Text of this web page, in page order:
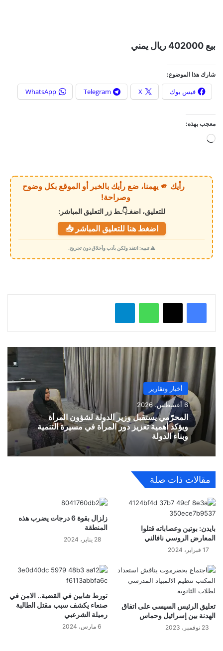
بيع 402000 ريال يمني
شارك هذا الموضوع:
فيس بوك X
Telegram
WhatsApp
معجب بهذه:
ي
م
ي
رأيك 🫵 يهمنا، ضع رأيك بالخبر أو الموقع بكل وضوح
وصراحة!
للتعليق، اضغـ👇ـط زر التعليق المباشر:
اضغط هنا للتعليق المباشر 📥
⚠️ تنبيه: انتقد ولكن بأدب وأخلاق دون تجريح.
واتساب
أخبار وتقارير
6 أغسطس، 2026
المحرّمي يستقبل وزير الدولة لشؤون المرأة
ويؤكد أهمية تعزيز دور المرأة في مسيرة التنمية
وبناء الدولة
مقالات ذات صلة
بايدن: بوتين وعصاباته قتلوا
المعارض الروسي نافالني
17 فبراير، 2024
زلزال بقوة 6 درجات يضرب هذه
المنطقة
28 يناير، 2024
تعليق الرئيس السيسي على اتفاق
الهدنة بين إسرائيل وحماس
23 نوفمبر، 2023
تورط شابين في القضية.. الامن في
صنعاء يكشف سبب مقتل الطالبة
رميلة الشرعبي
6 مارس، 2024